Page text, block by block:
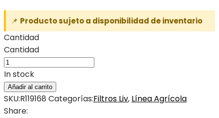
📌 Producto sujeto a disponibilidad de inventario
Cantidad
Cantidad
In stock
Añadir al carrito
SKU:R119168 Categorías:Filtros Liv, Línea Agrícola
Share: